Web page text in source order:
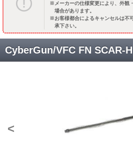
メーカーの仕様変更により、外観
場合があります。
お客様都合によるキャンセルは不
承下さい。
<